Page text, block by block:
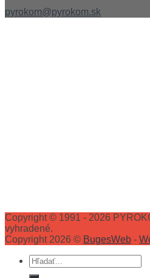
pyrokom@pyrokom.sk
Copyright © 1991 - 2026
vyhradené.
Copyright 2026 © BugesWeb -
Hľadať: